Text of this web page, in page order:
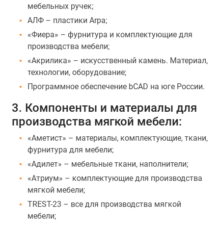
мебельных ручек;
АЛФ – пластики Arpa;
«Фиера» – фурнитура и комплектующие для
производства мебели;
«Акрилика» – искусственный камень. Материал,
технологии, оборудование;
Программное обеспечение bCAD на юге России.
3. Компоненты и материалы для
производства мягкой мебели:
«Аметист» – материалы, комплектующие, ткани,
фурнитура для мебели;
«Адилет» – мебельные ткани, наполнители;
«Атриум» – комплектующие для производства
мягкой мебели;
TREST-23 – все для производства мягкой
мебели;